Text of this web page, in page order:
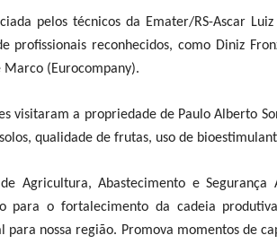
pelos técnicos da Emater/RS-Ascar
profissionais reconhecidos, como Diniz
Marco (Eurocompany).
visitaram a propriedade de Paulo Alberto
qualidade de frutas, uso de
Agricultura, Abastecimento e
para o fortalecimento da cadeia
para nossa região. Promova momentos de